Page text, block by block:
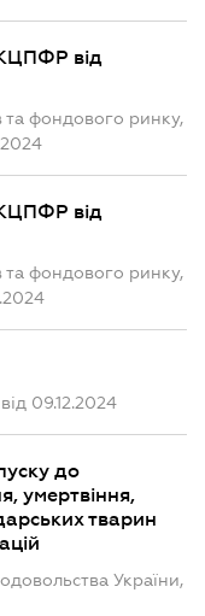
від
та фондового ринку,
від
та фондового ринку,
09.12.2024
до
умертвіння,
тварин
України,